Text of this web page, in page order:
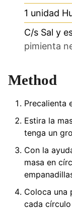
1 unidad
C/s Sal y
pimienta
Method
Precalienta
Estira la
tenga un
Con la
masa en
Coloca una
cada